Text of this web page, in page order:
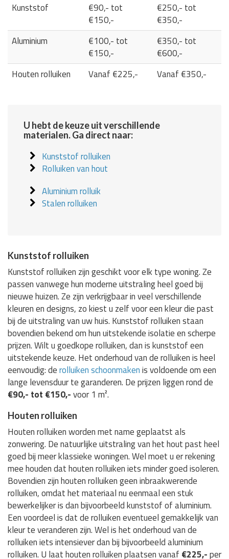
Kunststof
€90,- tot
€150,-
€250,- tot
€350,-
Aluminium
€100,- tot
€150,-
€350,- tot
€600,-
Houten rolluiken
Vanaf €225,- Vanaf €350,-
U hebt de keuze uit verschillende
materialen. Ga direct naar:
Kunststof rolluiken
Rolluiken van hout
Aluminium rolluik
Stalen rolluiken
Kunststof rolluiken
Kunststof rolluiken zijn geschikt voor elk type woning. Ze
passen vanwege hun moderne uitstraling heel goed bij
nieuwe huizen. Ze zijn verkrijgbaar in veel verschillende
kleuren en designs, zo kiest u zelf voor een kleur die past
bij de uitstraling van uw huis. Kunststof rolluiken staan
bovendien bekend om hun uitstekende isolatie en scherpe
prijzen. Wilt u goedkope rolluiken, dan is kunststof een
uitstekende keuze. Het onderhoud van de rolluiken is heel
eenvoudig: derolluiken schoonmakenis voldoende om een
lange levensduur te garanderen. De prijzen liggen rond de
€90,- tot €150,-voor 1 m².
Houten rolluiken
Houten rolluiken worden met name geplaatst als
zonwering. De natuurlijke uitstraling van het hout past heel
goed bij meer klassieke woningen. Wel moet u er rekening
mee houden dat houten rolluiken iets minder goed isoleren.
Bovendien zijn houten rolluiken geen inbraakwerende
rolluiken, omdat het materiaal nu eenmaal een stuk
bewerkelijker is dan bijvoorbeeld kunststof of aluminium.
Een voordeel is dat de rolluiken eventueel gemakkelijk van
kleur te veranderen zijn. Wel is het onderhoud van de
rolluiken iets intensiever dan bij bijvoorbeeld aluminium
rolluiken. U laat houten rolluiken plaatsen vanaf €225,-per